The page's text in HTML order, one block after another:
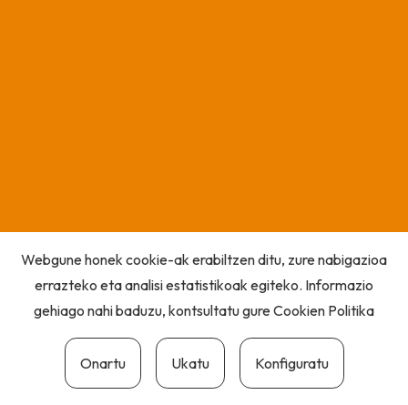
Webgune honek cookie-ak erabiltzen ditu, zure nabigazioa
errazteko eta analisi estatistikoak egiteko. Informazio
gehiago nahi baduzu, kontsultatu gureCookien Politika
Onartu Ukatu Konfiguratu